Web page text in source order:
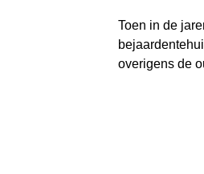
Toen in de
overigens de